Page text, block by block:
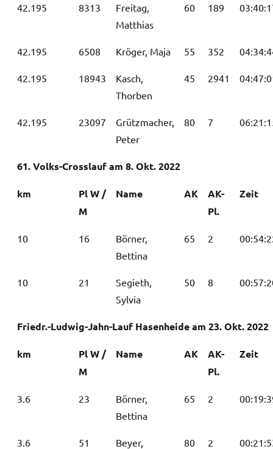
42.195 8313
Freitag,
Matthias
60 189
42.195 6508 Kröger, Maja 55 352
42.195 18943
Kasch,
Thorben
45 2941
42.195 23097
Grützmacher,
Peter
80 7
61. Volks-Crosslauf am 8. Okt. 2022
km
Pl W /
M
Name AK
AK-
Pl.
Zeit
10 16
Börner,
Bettina
65 2
10 21
Segieth,
Sylvia
50 8
Friedr.-Ludwig-Jahn-Lauf Hasenheide am 23. Okt. 2022
km
Pl W /
M
Name AK
AK-
Pl.
Zeit
3.6 23
Börner,
Bettina
65 2
3.6 51
Beyer,
80 2